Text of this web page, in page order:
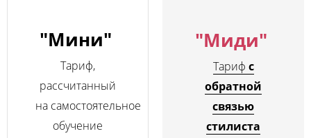
"Мини"
Тариф,
рассчитанный
на самостоятельное
обучение
"Миди"
Тариф с
обратной
связью
стилиста